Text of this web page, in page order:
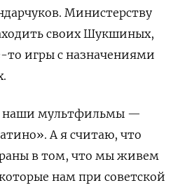
Министерству
своих Шукшиных,
то игры с назначениями
наши мультфильмы —
А я считаю, что
в том, что мы живем
нам при советской